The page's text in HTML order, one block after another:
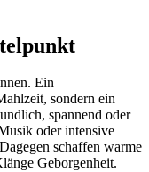
Ein
sondern ein
spannend oder
oder intensive
schaffen warme
Geborgenheit.